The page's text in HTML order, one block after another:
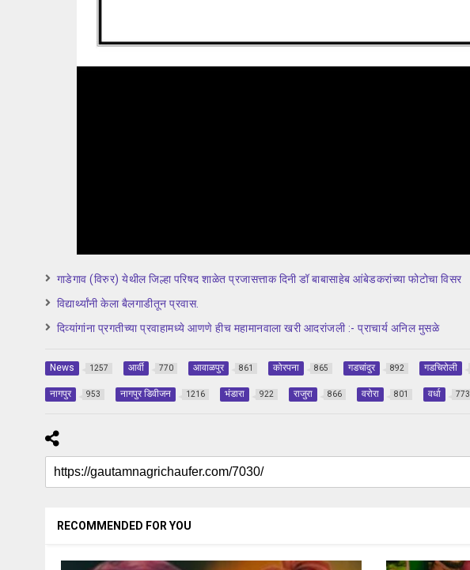
गाडेगाव (विरुर) येथील जिल्हा परिषद शाळेत प्रजासत्ताक दिनी डॉ बाबासाहेब आंबेडकरांच्या फोटोचा विसर
विद्यार्थ्यांनी केला बैलगाडीतून प्रवास.
दिव्यांगांना प्रगतीच्या प्रवाहामध्ये आणणे हीच महामानवाला खरी आदरांजली :- प्राचार्य अनिल मुसळे
News 1257 आर्वी 770 आवाळपुर 861 कोरपना 865 गडचांदुर 892 गडचिरोली
नागपुर 953 नागपुर डिवीजन 1216 भंडारा 922 राजुरा 866 वरोरा 801 वर्धा 773
RECOMMENDED FOR YOU